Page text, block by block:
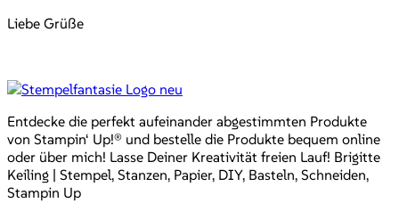
Liebe Grüße
Entdecke die perfekt aufeinander abgestimmten Produkte
von Stampin‘ Up!® und bestelle die Produkte bequem online
oder über mich! Lasse Deiner Kreativität freien Lauf! Brigitte
Keiling | Stempel, Stanzen, Papier, DIY, Basteln, Schneiden,
Stampin Up